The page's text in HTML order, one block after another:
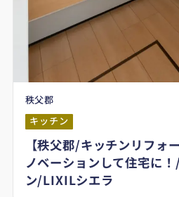
秩父郡
キッチン
【秩父郡/キッチンリフォ
ノベーションして住宅に
ン/LIXILシエラ